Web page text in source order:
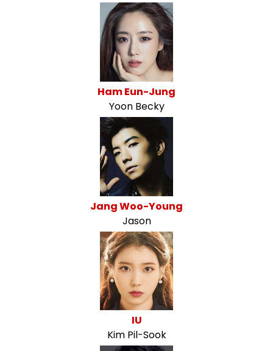
Ham Eun-Jung
Yoon Becky
Jang Woo-Young
Jason
IU
Kim Pil-Sook